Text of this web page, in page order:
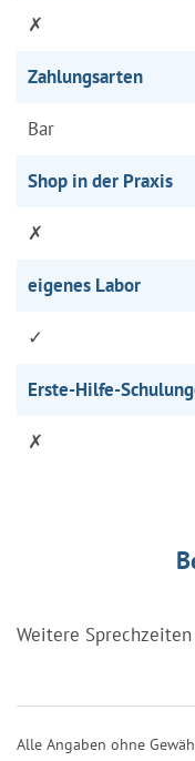
✗
Zahlungsarten
Bar
Shop in der Praxis
✗
eigenes Labor
✓
Erste-Hilfe-
✗
Weitere
Alle Angaben ohne